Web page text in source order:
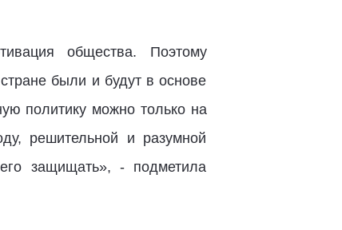
общества. Поэтому
были и будут в основе
политику можно только на
решительной и разумной
защищать», - подметила